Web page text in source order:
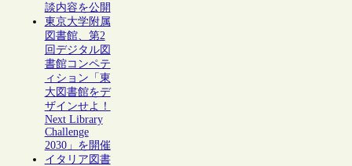
談内容を公開
東京大学附属
図書館、第2
回デジタル図
書館コンペテ
ィション「東
大図書館をデ
ザインせよ！
Next Library
Challenge
2030」を開催
イタリア図書